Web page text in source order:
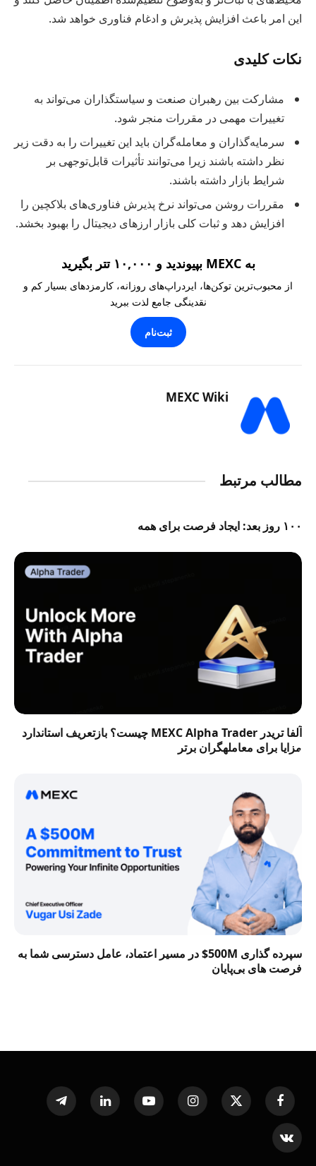
این امر باعث افزایش پذیرش و ادغام فناوری خواهد شد.
نکات کلیدی
مشارکت بین رهبران صنعت و سیاستگذاران می‌تواند به
تغییرات مهمی در مقررات منجر شود.
سرمایه‌گذاران و معامله‌گران باید این تغییرات را به دقت زیر
نظر داشته باشند زیرا می‌توانند تأثیرات قابل‌توجهی بر
شرایط بازار داشته باشند.
مقررات روشن می‌تواند نرخ پذیرش فناوری‌های بلاکچین را
افزایش دهد و ثبات کلی بازار ارزهای دیجیتال را بهبود بخشد.
به MEXC بپیوندید و ۱۰,۰۰۰ تتر بگیرید
از محبوب‌ترین توکن‌ها، ایردراپ‌های روزانه، کارمزدهای بسیار کم و
نقدینگی جامع لذت ببرید
ثبت‌نام
MEXC Wiki
مطالب مرتبط
۱۰۰ روز بعد: ایجاد فرصت برای همه
آلفا تریدر MEXC Alpha Trader چیست؟ بازتعریف استاندارد
مزایا برای معاملهگران برتر
سپرده گذاری 500M$ در مسیر اعتماد، عامل دسترسی شما به
فرصت‌ های بی‌پایان
Facebook
X
(Twitter)
Instagram
YouTube
LinkedIn
Telegram
VKontakte